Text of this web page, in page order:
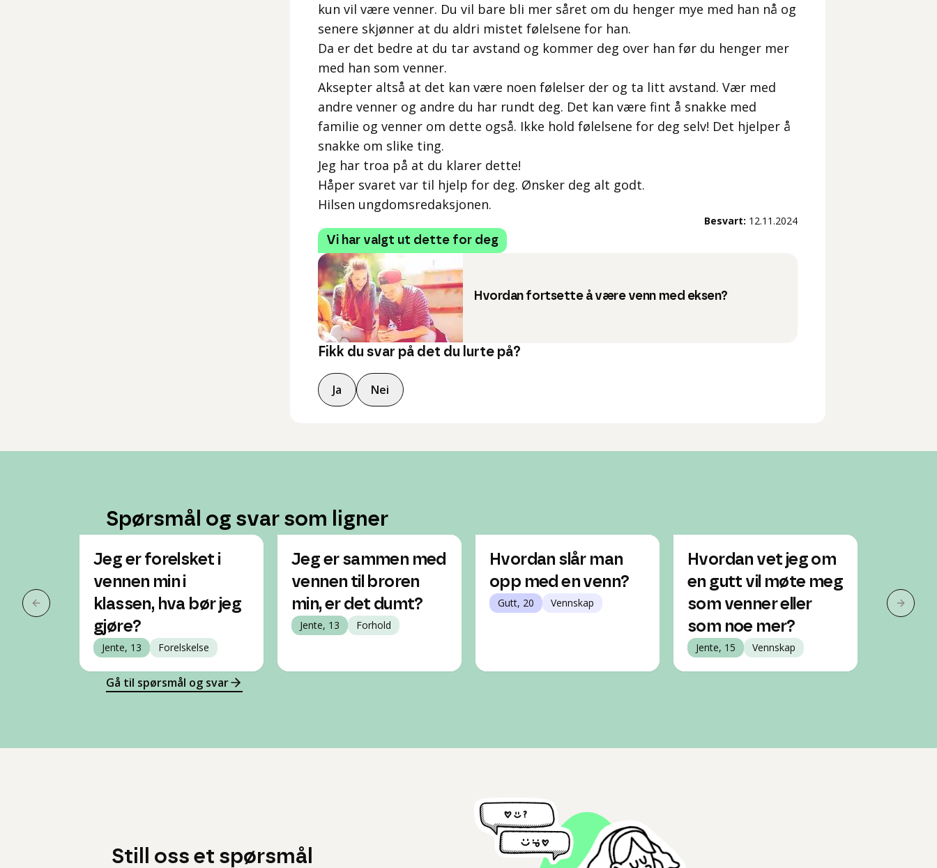
kun vil være venner. Du vil bare bli mer såret om du henger mye med han nå og
senere skjønner at du aldri mistet følelsene for han.
Da er det bedre at du tar avstand og kommer deg over han før du henger mer
med han som venner.
Aksepter altså at det kan være noen følelser der og ta litt avstand. Vær med
andre venner og andre du har rundt deg. Det kan være fint å snakke med
familie og venner om dette også. Ikke hold følelsene for deg selv! Det hjelper å
snakke om slike ting.
Jeg har troa på at du klarer dette!
Håper svaret var til hjelp for deg. Ønsker deg alt godt.
Hilsen ungdomsredaksjonen.
Besvart: 12.11.2024
Vi har valgt ut dette for deg
Hvordan fortsette å være venn med eksen?
Fikk du svar på det du lurte på?
Ja Nei
Spørsmål og svar som ligner
Forrige slide
Jeg er forelsket i
vennen min i
klassen, hva bør jeg
gjøre?
Jente, 13 Forelskelse
Jeg er sammen med
vennen til broren
min, er det dumt?
Jente, 13 Forhold
Hvordan slår man
opp med en venn?
Gutt, 20 Vennskap
Hvordan vet jeg om
en gutt vil møte meg
som venner eller
som noe mer?
Jente, 15 Vennskap
liker
Neste
Gå til spørsmål og svar
Still oss et spørsmål